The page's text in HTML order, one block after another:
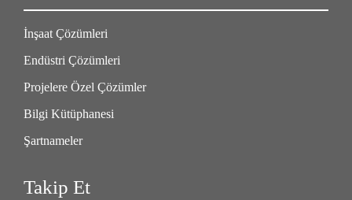
İnşaat Çözümleri
Endüstri Çözümleri
Projelere Özel Çözümler
Bilgi Kütüphanesi
Şartnameler
Takip Et